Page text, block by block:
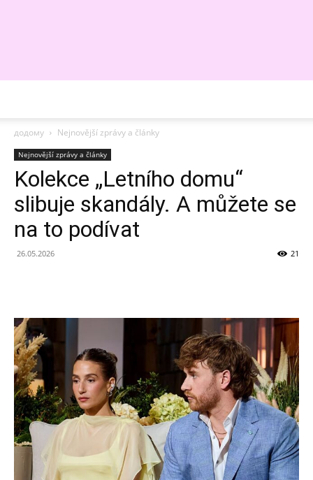
додому
Nejnovější zprávy a články
Nejnovější zprávy a články
Kolekce „Letního domu“
slibuje skandály. A můžete se
na to podívat
26.05.2026 21